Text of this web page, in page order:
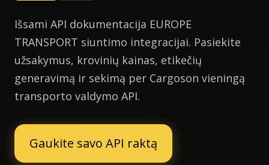
Išsami API dokumentacija EUROPE
TRANSPORT siuntimo integracijai. Pasiekite
užsakymus, krovinių kainas, etikečių
generavimą ir sekimą per Cargoson vieningą
transporto valdymo API.
Gaukite savo API raktą